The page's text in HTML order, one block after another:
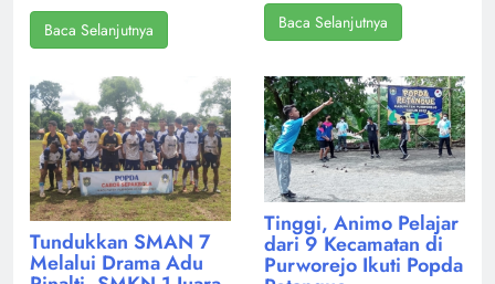
Baca Selanjutnya Baca Selanjutnya
Tundukkan SMAN 7
Melalui Drama Adu
Tinggi, Animo Pelajar
dari 9 Kecamatan di
Purworejo Ikuti Popda